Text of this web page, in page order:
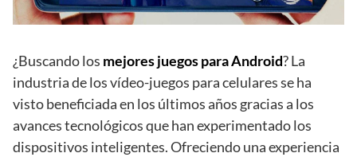
¿Buscando los mejores juegos para Android? La
industria de los vídeo-juegos para celulares se ha
visto beneficiada en los últimos años gracias a los
avances tecnológicos que han experimentado los
dispositivos inteligentes. Ofreciendo una experiencia